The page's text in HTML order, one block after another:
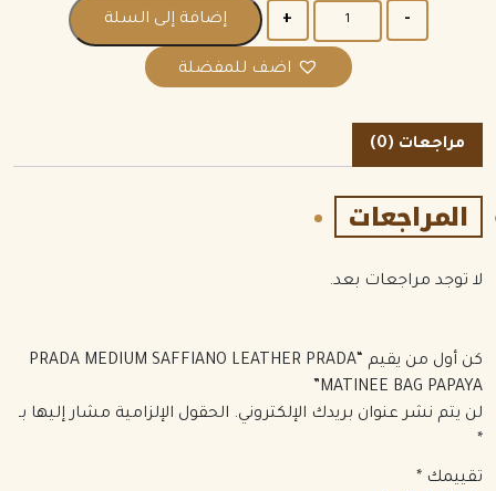
إضافة إلى السلة
اضف للمفضلة
مراجعات (0)
المراجعات
لا توجد مراجعات بعد.
كن أول من يقيم “PRADA MEDIUM SAFFIANO LEATHER PRADA
MATINEE BAG PAPAYA”
لن يتم نشر عنوان بريدك الإلكتروني. الحقول الإلزامية مشار إليها بـ
*
تقييمك *